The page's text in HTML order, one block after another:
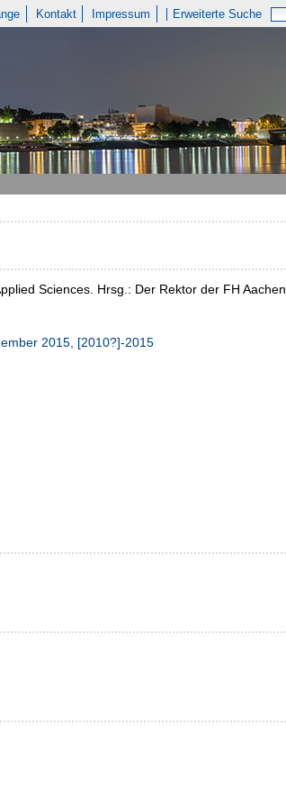
Kontakt Impressum Erweiterte Suche
Sciences. Hrsg.: Der Rektor der FH Aachen
2015, [2010?]-2015